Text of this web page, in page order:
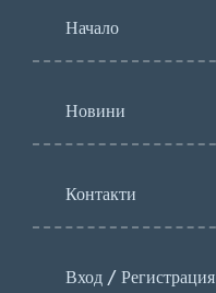
Начало
Новини
Контакти
Вход / Регистрация